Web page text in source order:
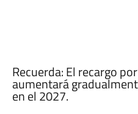
Recuerda: El recargo
aumentará
en el 2027.